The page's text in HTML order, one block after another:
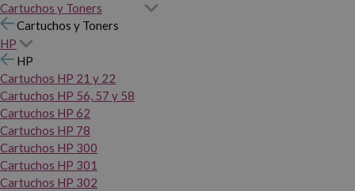
Cartuchos y Toners
Cartuchos y Toners
HP
HP
Cartuchos HP 21 y 22
Cartuchos HP 56, 57 y 58
Cartuchos HP 62
Cartuchos HP 78
Cartuchos HP 300
Cartuchos HP 301
Cartuchos HP 302